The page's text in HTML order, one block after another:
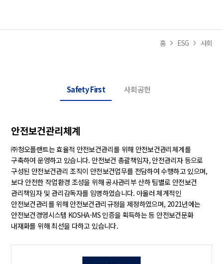
홈 ESG 사회
Safety First 사회공헌
안전보건관리체계
㈜청오플랜트는 효율적 안전보건관리를 위해 안전보건관리체계를
구축하여 운영하고 있습니다. 안전보건 총괄책임자, 안전관리자 등으로
구성된 안전보건관리 조직이 안전보건업무를 전담하여 수행하고 있으며,
보다 안전한 작업환경 조성을 위해 공사관리부 산하 팀별로 안전보건
관리책임자 및 관리감독자를 임명하였습니다. 아울러 체계적인
안전보건관리를 위해 안전보건관리규정을 제정하였으며, 2021년에는
안전보건경영시스템 KOSHA-MS 인증을 획득하는 등 안전보건문화
내재화를 위해 최선을 다하고 있습니다.